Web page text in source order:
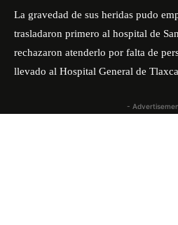
La gravedad de sus heridas pudo
trasladaron primero al hospital de
rechazaron atenderlo por falta de
llevado al Hospital General de
-